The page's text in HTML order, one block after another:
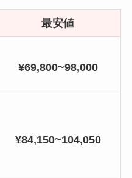
最安値
¥69,800~98,000
¥84,150~104,050